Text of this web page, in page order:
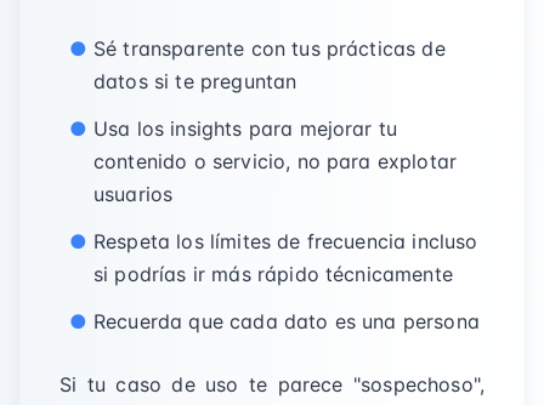
Sé transparente con tus prácticas de
datos si te preguntan
Usa los insights para mejorar tu
contenido o servicio, no para explotar
usuarios
Respeta los límites de frecuencia incluso
si podrías ir más rápido técnicamente
Recuerda que cada dato es una persona
Si tu caso de uso te parece "sospechoso",